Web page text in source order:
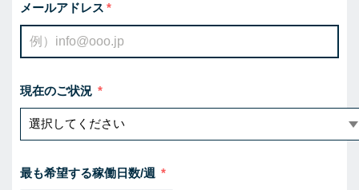
メールアドレス
現在のご状況
最も希望する稼働日数/週